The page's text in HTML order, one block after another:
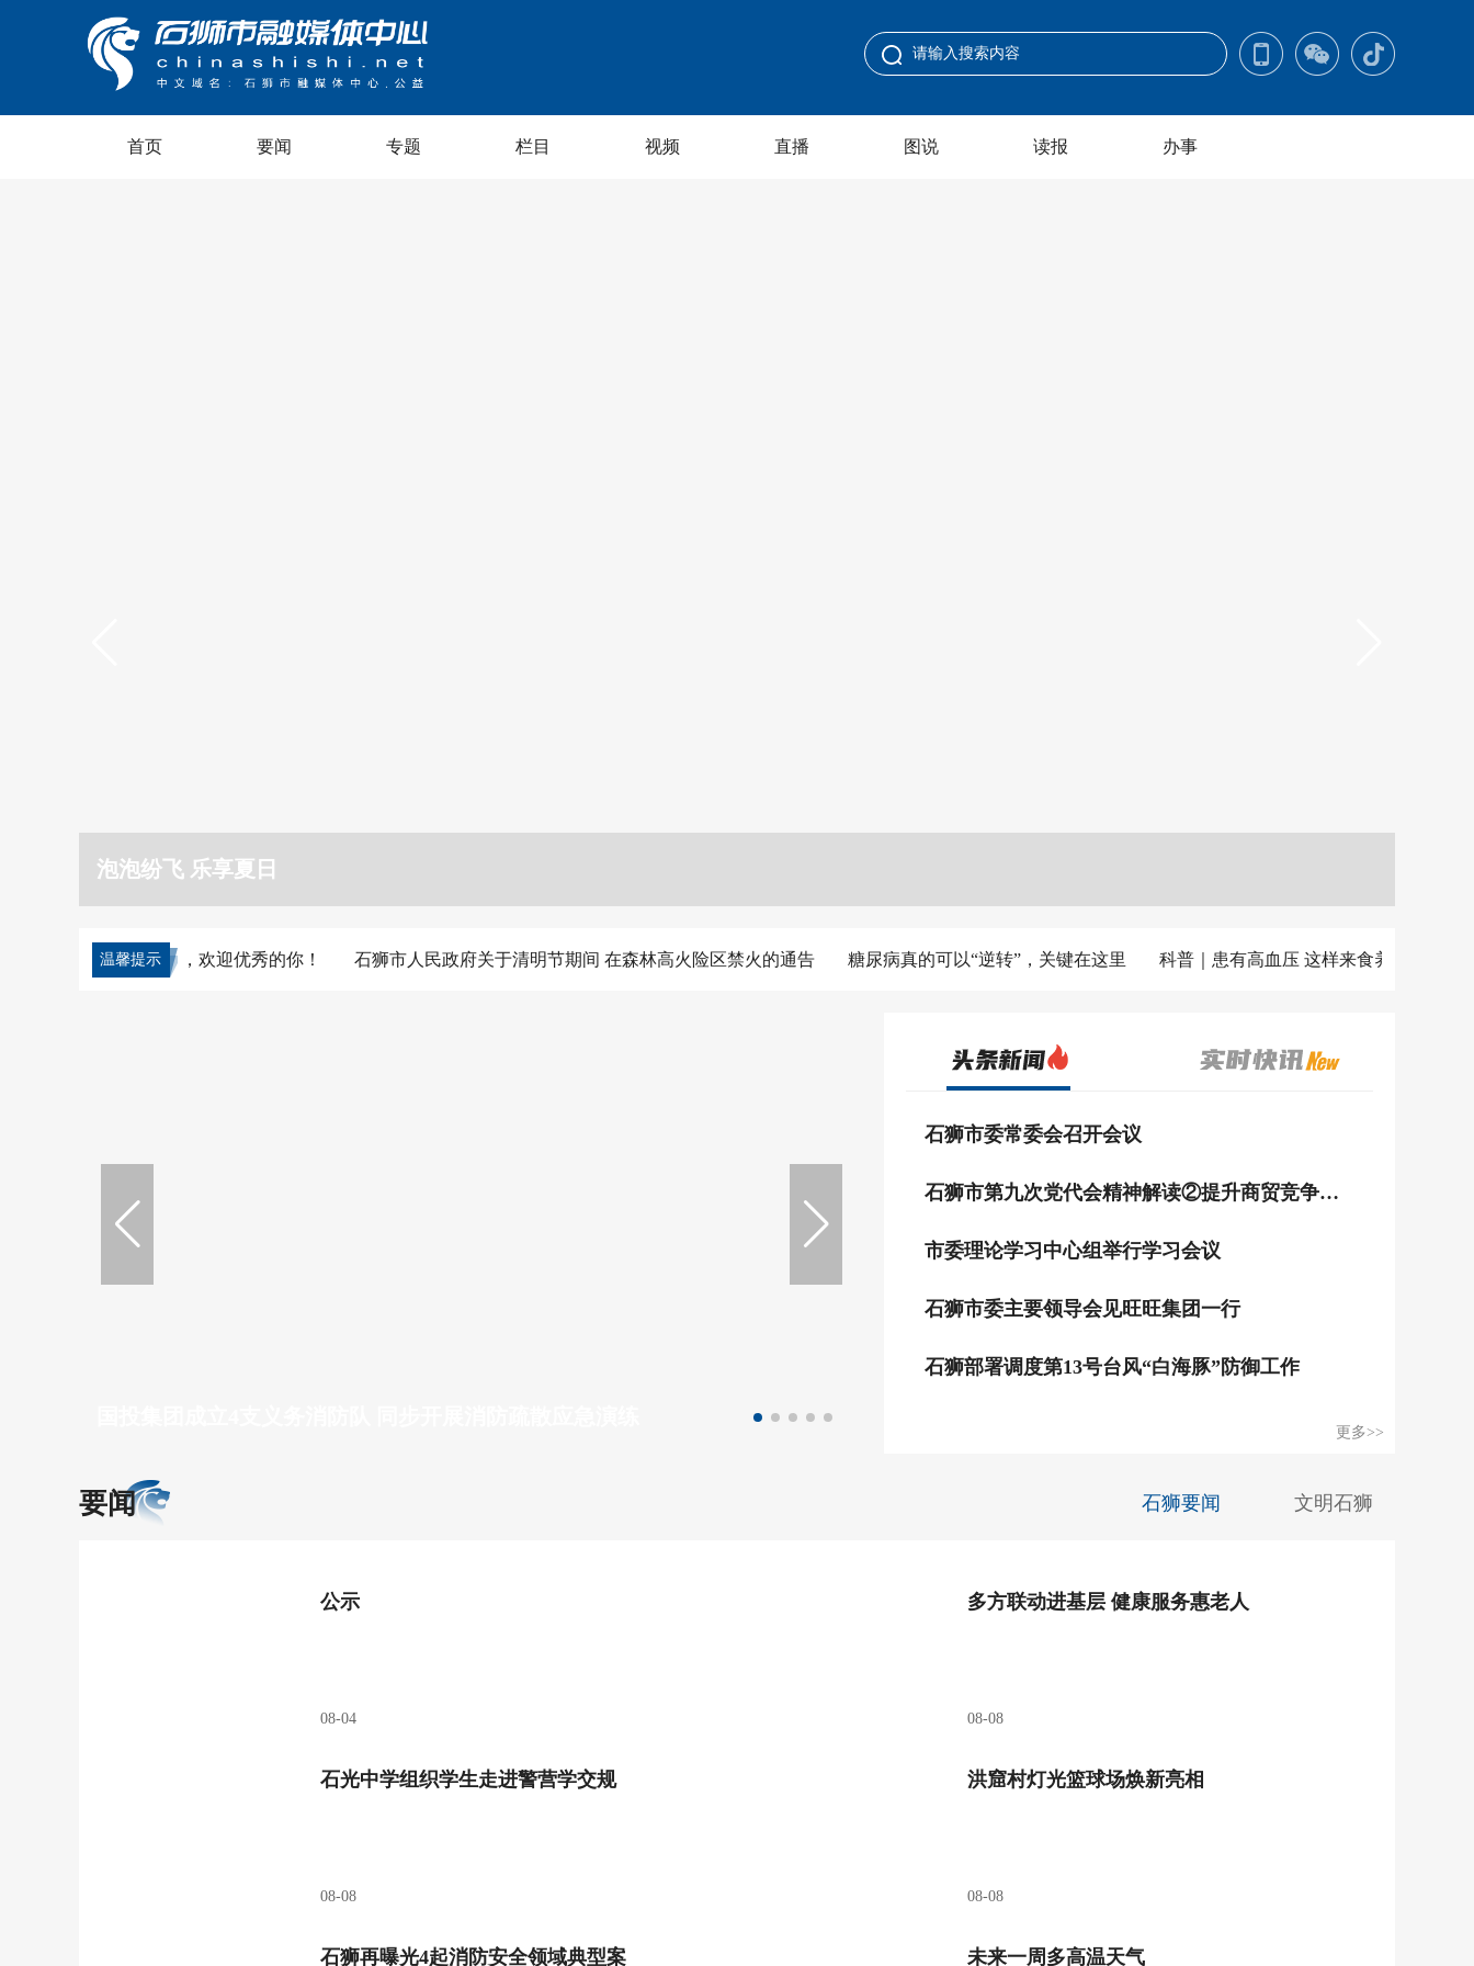
首页 要闻 专题 栏目 视频 直播 图说 读报 办事
备战开渔 整装待发
温馨提示
聘10名编制人员，欢迎优秀的你！ 石狮市人民政府关于清明节期间 在森林高火险区禁火的通告 糖尿病真的可以“逆转”，关键在这里 科普｜患有高血压 这样来食养 嘿！国家卫
石狮市委常委会召开会议
石狮市第九次党代会精神解读②提升商贸竞争力 打造双向开放新高地
市委理论学习中心组举行学习会议
石狮市委主要领导会见旺旺集团一行
石狮部署调度第13号台风“白海豚”防御工作
更多>>
要闻 石狮要闻 文明石狮
公示
08-04
多方联动进基层 健康服务惠老人
08-08
石光中学组织学生走进警营学交规
08-08
洪窟村灯光篮球场焕新亮相
08-08
石狮再曝光4起消防安全领域典型案 未来一周多高温天气